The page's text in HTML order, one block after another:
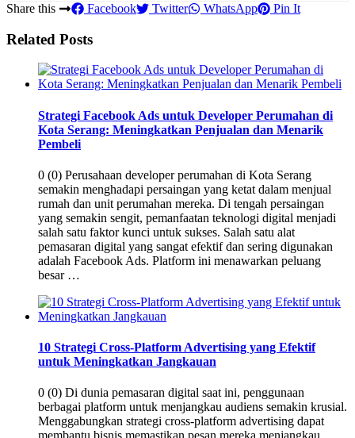
Share this Facebook Twitter WhatsApp Pin It
Related Posts
Strategi Facebook Ads untuk Developer Perumahan di
Kota Serang: Meningkatkan Penjualan dan Menarik
Pembeli
0 (0) Perusahaan developer perumahan di Kota Serang
semakin menghadapi persaingan yang ketat dalam menjual
rumah dan unit perumahan mereka. Di tengah persaingan
yang semakin sengit, pemanfaatan teknologi digital menjadi
salah satu faktor kunci untuk sukses. Salah satu alat
pemasaran digital yang sangat efektif dan sering digunakan
adalah Facebook Ads. Platform ini menawarkan peluang
besar …
10 Strategi Cross-Platform Advertising yang Efektif
untuk Meningkatkan Jangkauan
0 (0) Di dunia pemasaran digital saat ini, penggunaan
berbagai platform untuk menjangkau audiens semakin krusial.
Menggabungkan strategi cross-platform advertising dapat